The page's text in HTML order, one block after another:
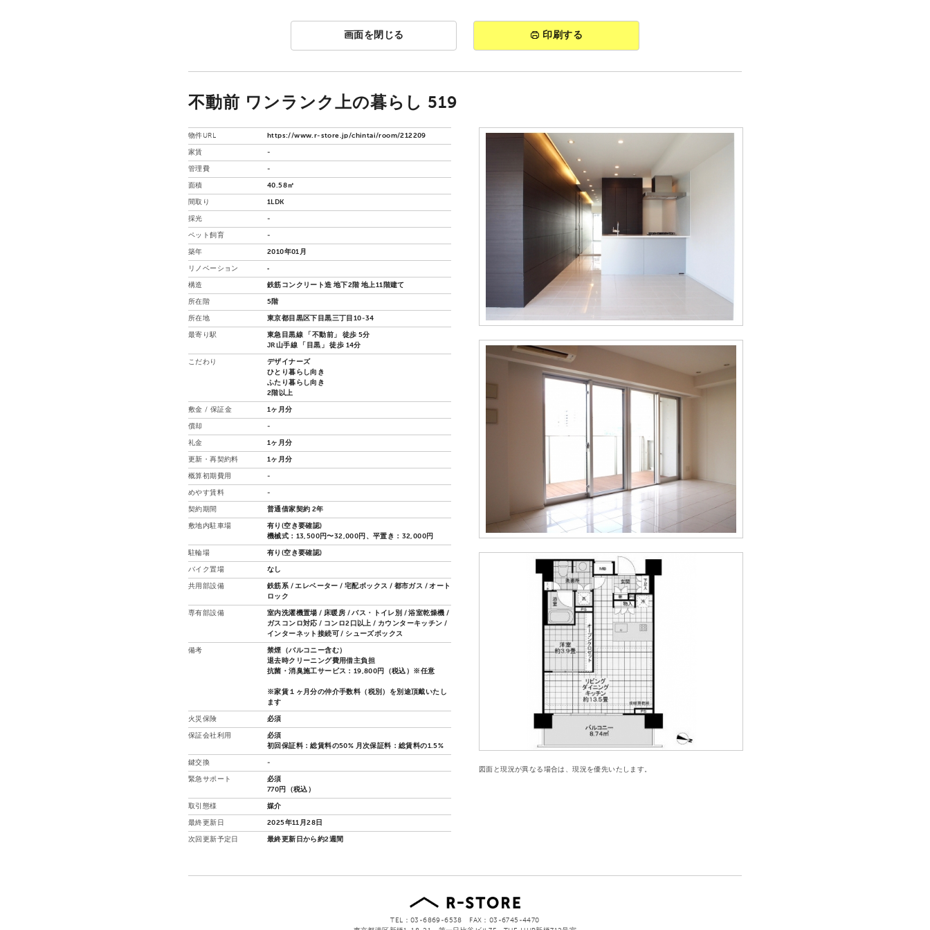
画面を閉じる 印刷する
不動前 ワンランク上の暮らし 519
図面と現況が異なる場合は、現況を優先いたします。
物件URL https://www.r-store.jp/chintai/room/212209
家賃 -
管理費 -
面積 40.58㎡
間取り 1LDK
採光 -
ペット飼育 -
築年 2010年01月
リノベーション ‐
構造 鉄筋コンクリート造 地下2階 地上11階建て
所在階 5階
所在地 東京都目黒区下目黒三丁目10-34
最寄り駅
東急目黒線 「不動前」 徒歩 5分
JR山手線 「目黒」 徒歩 14分
こだわり
デザイナーズ
ひとり暮らし向き
ふたり暮らし向き
2階以上
敷金 / 保証金 1ヶ月分
償却 -
礼金 1ヶ月分
更新・再契約料 1ヶ月分
概算初期費用 -
めやす賃料 -
契約期間 普通借家契約 2年
敷地内駐車場
有り(空き要確認)
機械式：13,500円〜32,000円、平置き：32,000円
駐輪場 有り(空き要確認)
バイク置場 なし
共用部設備
鉄筋系 / エレベーター / 宅配ボックス / 都市ガス / オート
ロック
専有部設備
室内洗濯機置場 / 床暖房 / バス・トイレ別 / 浴室乾燥機 /
ガスコンロ対応 / コンロ2口以上 / カウンターキッチン /
インターネット接続可 / シューズボックス
備考
禁煙（バルコニー含む）
退去時クリーニング費用借主負担
抗菌・消臭施工サービス：19,800円（税込）※任意
※家賃１ヶ月分の仲介手数料（税別）を別途頂戴いたし
ます
火災保険 必須
保証会社利用
必須
初回保証料：総賃料の50% 月次保証料：総賃料の1.5%
鍵交換 -
緊急サポート
必須
770円（税込）
取引態様 媒介
最終更新日 2025年11月28日
次回更新予定日 最終更新日から約2週間
TEL：03-6869-6538 FAX：03-6745-4470